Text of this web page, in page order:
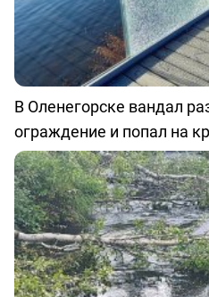
В Оленегорске вандал
ограждение и попал на